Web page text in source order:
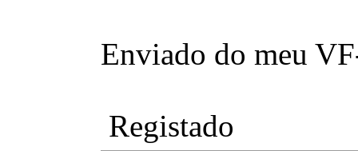
Enviado do meu
Registado